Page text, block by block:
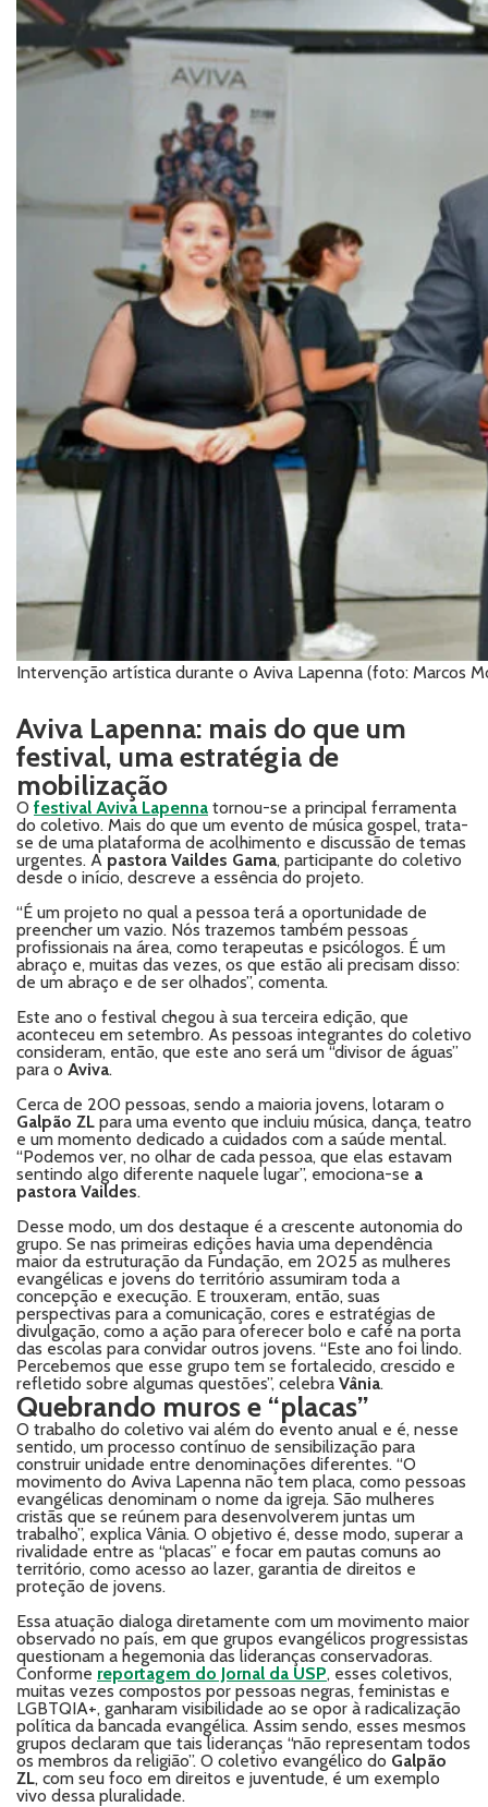
Intervenção artística durante o Aviva Lapenna (foto: Marcos
Aviva Lapenna: mais do que um
festival, uma estratégia de
mobilização
O festival Aviva Lapenna tornou-se a principal ferramenta
do coletivo. Mais do que um evento de música gospel, trata-
se de uma plataforma de acolhimento e discussão de temas
urgentes. A pastora Vaildes Gama, participante do coletivo
desde o início, descreve a essência do projeto.
“É um projeto no qual a pessoa terá a oportunidade de
preencher um vazio. Nós trazemos também pessoas
profissionais na área, como terapeutas e psicólogos. É um
abraço e, muitas das vezes, os que estão ali precisam disso:
de um abraço e de ser olhados”, comenta.
Este ano o festival chegou à sua terceira edição, que
aconteceu em setembro. As pessoas integrantes do coletivo
consideram, então, que este ano será um “divisor de águas”
para o Aviva.
Cerca de 200 pessoas, sendo a maioria jovens, lotaram o
Galpão ZL para uma evento que incluiu música, dança, teatro
e um momento dedicado a cuidados com a saúde mental.
“Podemos ver, no olhar de cada pessoa, que elas estavam
sentindo algo diferente naquele lugar”, emociona-se a
pastora Vaildes.
Desse modo, um dos destaque é a crescente autonomia do
grupo. Se nas primeiras edições havia uma dependência
maior da estruturação da Fundação, em 2025 as mulheres
evangélicas e jovens do território assumiram toda a
concepção e execução. E trouxeram, então, suas
perspectivas para a comunicação, cores e estratégias de
divulgação, como a ação para oferecer bolo e café na porta
das escolas para convidar outros jovens. “Este ano foi lindo.
Percebemos que esse grupo tem se fortalecido, crescido e
refletido sobre algumas questões”, celebra Vânia.
Quebrando muros e “placas”
O trabalho do coletivo vai além do evento anual e é, nesse
sentido, um processo contínuo de sensibilização para
construir unidade entre denominações diferentes. “O
movimento do Aviva Lapenna não tem placa, como pessoas
evangélicas denominam o nome da igreja. São mulheres
cristãs que se reúnem para desenvolverem juntas um
trabalho”, explica Vânia. O objetivo é, desse modo, superar a
rivalidade entre as “placas” e focar em pautas comuns ao
território, como acesso ao lazer, garantia de direitos e
proteção de jovens.
Essa atuação dialoga diretamente com um movimento maior
observado no país, em que grupos evangélicos progressistas
questionam a hegemonia das lideranças conservadoras.
Conforme reportagem do Jornal da USP, esses coletivos,
muitas vezes compostos por pessoas negras, feministas e
LGBTQIA+, ganharam visibilidade ao se opor à radicalização
política da bancada evangélica. Assim sendo, esses mesmos
grupos declaram que tais lideranças “não representam todos
os membros da religião”. O coletivo evangélico do Galpão
ZL, com seu foco em direitos e juventude, é um exemplo
vivo dessa pluralidade.